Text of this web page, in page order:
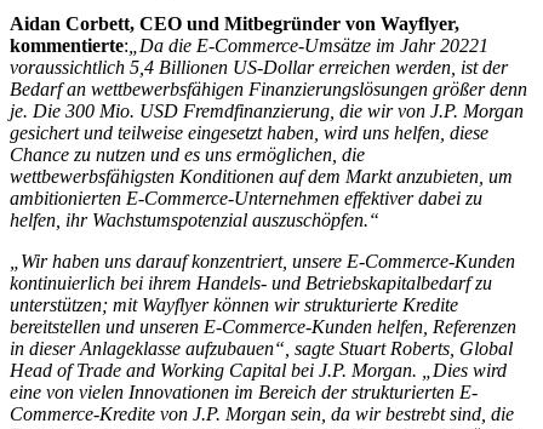
Aidan Corbett, CEO und Mitbegründer von Wayflyer,
kommentierte: „Da die E-Commerce-Umsätze im Jahr 20221
voraussichtlich 5,4 Billionen US-Dollar erreichen werden, ist der
Bedarf an wettbewerbsfähigen Finanzierungslösungen größer denn
je. Die 300 Mio. USD Fremdfinanzierung, die wir von J.P. Morgan
gesichert und teilweise eingesetzt haben, wird uns helfen, diese
Chance zu nutzen und es uns ermöglichen, die
wettbewerbsfähigsten Konditionen auf dem Markt anzubieten, um
ambitionierten E-Commerce-Unternehmen effektiver dabei zu
helfen, ihr Wachstumspotenzial auszuschöpfen.“
„Wir haben uns darauf konzentriert, unsere E-Commerce-Kunden
kontinuierlich bei ihrem Handels- und Betriebskapitalbedarf zu
unterstützen; mit Wayflyer können wir strukturierte Kredite
bereitstellen und unseren E-Commerce-Kunden helfen, Referenzen
in dieser Anlageklasse aufzubauen“, sagte Stuart Roberts, Global
Head of Trade and Working Capital bei J.P. Morgan. „Dies wird
eine von vielen Innovationen im Bereich der strukturierten E-
Commerce-Kredite von J.P. Morgan sein, da wir bestrebt sind, die